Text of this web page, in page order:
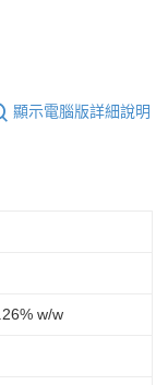
顯示電腦版詳細說明
w/w